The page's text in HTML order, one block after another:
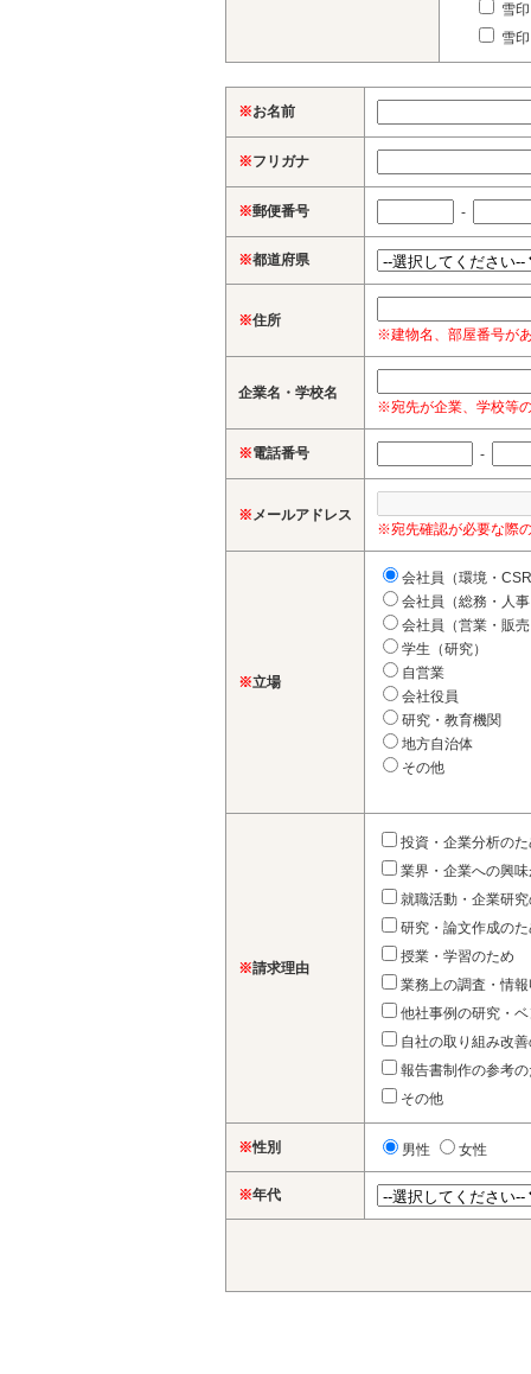
雪
雪
※お名前
※フリガナ
※郵便番号 -
※都道府県
※住所
※建物名、部屋番号が
企業名・学校名
※宛先が企業、学校等
※電話番号 -
※ メールアドレス
※宛先確認が必要な際
※立場
会社員（環境・
会社員（総務・人
会社員（営業・販
学生（研究）
自営業
会社役員
研究・教育機関
地方自治体
その他
※請求理由
投資・企業分析の
業界・企業への興
就職活動・企業研
研究・論文作成の
授業・学習のため
業務上の調査・情
他社事例の研究・
自社の取り組み改
報告書制作の参考
その他
※性別 男性 女性
※年代